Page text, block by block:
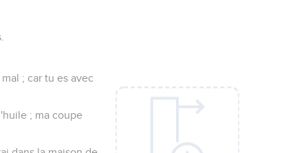
; car tu es avec
; ma coupe